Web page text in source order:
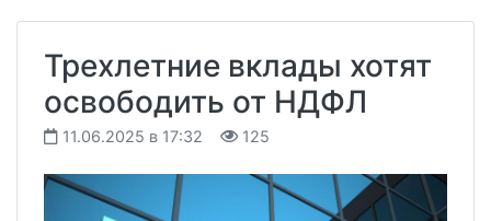
Трехлетние вклады хотят
освободить от НДФЛ
11.06.2025 в 17:32 125